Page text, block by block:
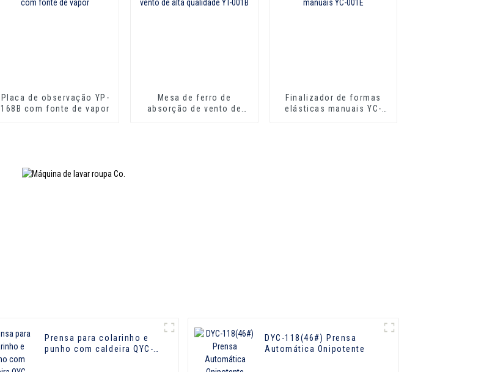
Placa de observação YP-
168B com fonte de vapor
Mesa de ferro de
absorção de vento de
Finalizador de formas
elásticas manuais YC-
Prensa para colarinho e
punho com caldeira QYC-
DYC-118(46#) Prensa
Automática Onipotente